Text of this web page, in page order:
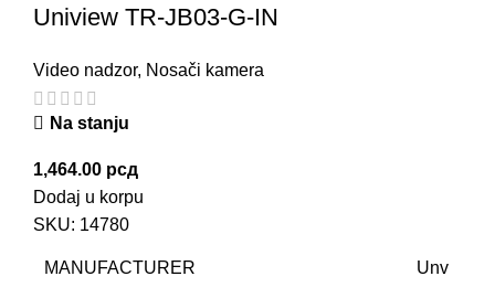
Uniview TR-JB03-G-IN
Video nadzor, Nosači kamera
Na stanju
1,464.00 рсд
Dodaj u korpu
SKU: 14780
MANUFACTURER Unv